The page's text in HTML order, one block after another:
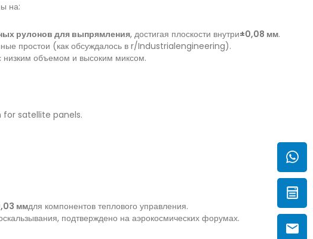
на:
рулонов для выпрямления, достигая плоскости внутри±0,08 мм.
простои (как обсуждалось в r/Industrialengineering).
низким объемом и высоким миксом.
ммдля компонентов теплового управления.
подтверждено на аэрокосмических форумах.